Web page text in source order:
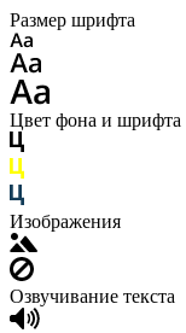
Размер шрифта
Цвет фона и шрифта
Изображения
Озвучивание текста